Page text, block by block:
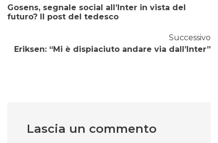
Gosens, segnale social all’Inter in vista del
futuro? Il post del tedesco
Successivo
Eriksen: “Mi è dispiaciuto andare via dall’Inter”
Lascia un commento